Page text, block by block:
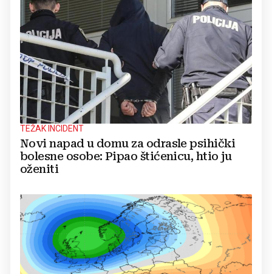
TEŽAK INCIDENT
Novi napad u domu za odrasle psihički
bolesne osobe: Pipao štićenicu, htio ju
oženiti